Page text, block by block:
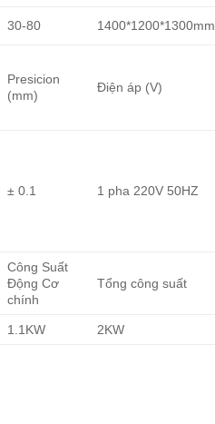
30-80 1400*1200*1300mm
Presicion
(mm)
Điện áp (V)
± 0.1 1 pha 220V 50HZ
Công Suất
Động Cơ
chính
Tổng công suất
1.1KW 2KW